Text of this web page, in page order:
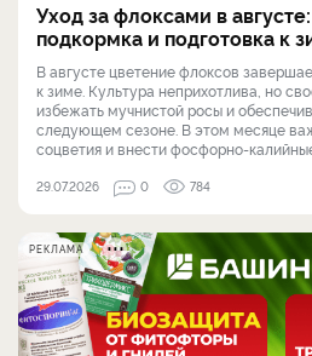
Уход за флоксами в
подкормка и подготовка к
В августе цветение флоксов
к зиме. Культура неприхотлива, но
избежать мучнистой росы и
следующем сезоне. В этом месяце
соцветия и внести фосфорно-калийные
29.07.2026 0 784
РЕКЛАМА